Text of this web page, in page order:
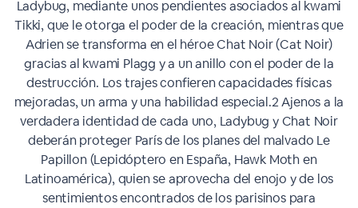
Ladybug, mediante unos pendientes asociados al kwami
Tikki, que le otorga el poder de la creación, mientras que
Adrien se transforma en el héroe Chat Noir (Cat Noir)
gracias al kwami Plagg y a un anillo con el poder de la
destrucción. Los trajes confieren capacidades físicas
mejoradas, un arma y una habilidad especial.2​ Ajenos a la
verdadera identidad de cada uno, Ladybug y Chat Noir
deberán proteger París de los planes del malvado Le
Papillon (Lepidóptero en España, Hawk Moth en
Latinoamérica), quien se aprovecha del enojo y de los
sentimientos encontrados de los parisinos para